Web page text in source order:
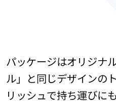
パッケージはオリジナ
ル」と同じデザインの
リッシュで持ち運びに